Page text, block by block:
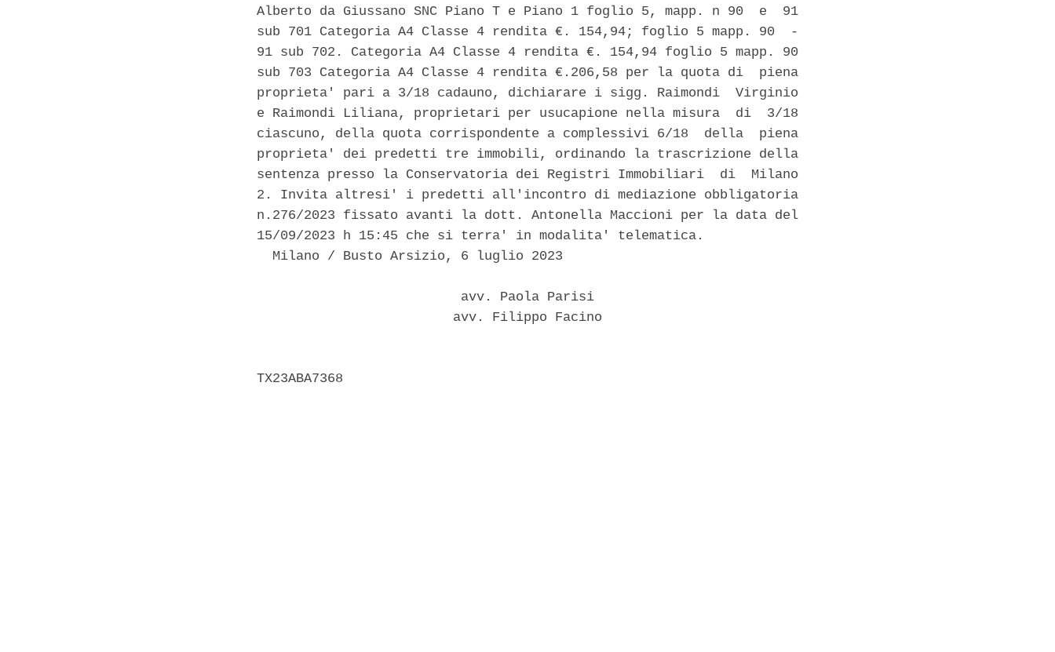
Alberto da Giussano SNC Piano T e Piano 1 foglio 5, mapp. n 90  e  91
sub 701 Categoria A4 Classe 4 rendita €. 154,94; foglio 5 mapp. 90  -
91 sub 702. Categoria A4 Classe 4 rendita €. 154,94 foglio 5 mapp. 90
sub 703 Categoria A4 Classe 4 rendita €.206,58 per la quota di  piena
proprieta' pari a 3/18 cadauno, dichiarare i sigg. Raimondi  Virginio
e Raimondi Liliana, proprietari per usucapione nella misura  di  3/18
ciascuno, della quota corrispondente a complessivi 6/18  della  piena
proprieta' dei predetti tre immobili, ordinando la trascrizione della
sentenza presso la Conservatoria dei Registri Immobiliari  di  Milano
2. Invita altresi' i predetti all'incontro di mediazione obbligatoria
n.276/2023 fissato avanti la dott. Antonella Maccioni per la data del
15/09/2023 h 15:45 che si terra' in modalita' telematica.
  Milano / Busto Arsizio, 6 luglio 2023
                          avv. Paola Parisi
                         avv. Filippo Facino